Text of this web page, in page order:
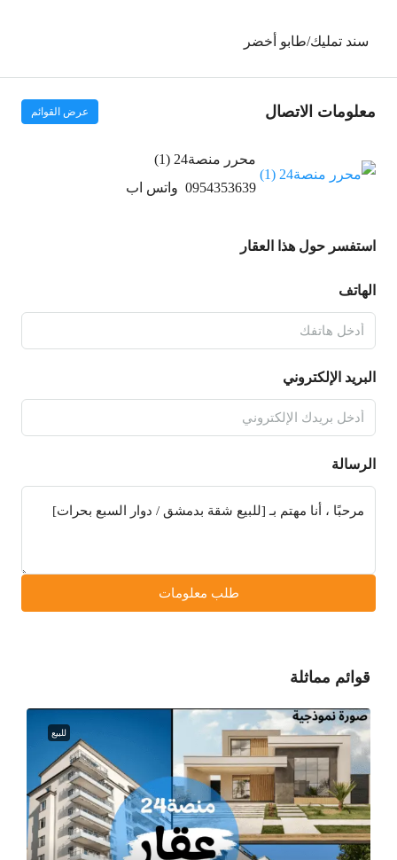
سند تمليك/طابو أخضر
معلومات الاتصال عرض القوائم
محرر منصة24 (1)
0954353639 واتس اب
استفسر حول هذا العقار
الهاتف
البريد الإلكتروني
الرسالة
طلب معلومات
قوائم مماثلة
للبيع